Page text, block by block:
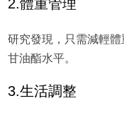
2.體重管理
研究發現，只需減輕
甘油酯水平。
3.生活調整